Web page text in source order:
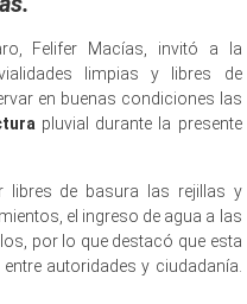
Felifer Macías, invitó a la
limpias y libres de
en buenas condiciones las
pluvial durante la presente
libres de basura las rejillas y
el ingreso de agua a las
por lo que destacó que esta
autoridades y ciudadanía.